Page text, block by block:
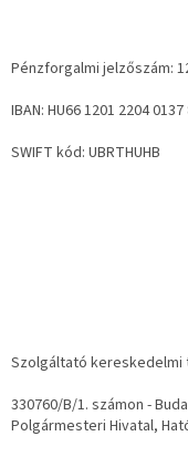
Pénzforgalmi jelzőszám:
IBAN: HU66 1201 2204
SWIFT kód: UBRTHUHB
Szolgáltató
330760/B/1. számon -
Polgármesteri Hivatal,